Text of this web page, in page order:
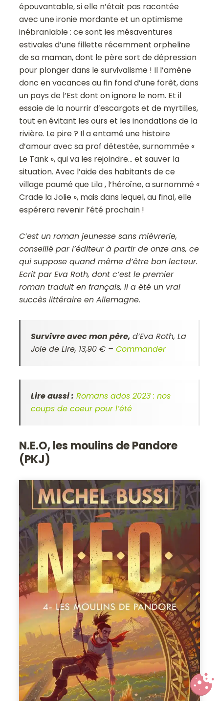
épouvantable, si elle n’était pas racontée
avec une ironie mordante et un optimisme
inébranlable : ce sont les mésaventures
estivales d’une fillette récemment orpheline
de sa maman, dont le père sort de dépression
pour plonger dans le survivalisme ! Il l’amène
donc en vacances au fin fond d’une forêt, dans
un pays de l’Est dont on ignore le nom. Et il
essaie de la nourrir d’escargots et de myrtilles,
tout en évitant les ours et les inondations de la
rivière. Le pire ? Il a entamé une histoire
d’amour avec sa prof détestée, surnommée «
Le Tank », qui va les rejoindre… et sauver la
situation. Avec l’aide des habitants de ce
village paumé que Lila , l’héroïne, a surnommé «
Crade la Jolie », mais dans lequel, au final, elle
espérera revenir l’été prochain !
C’est un roman jeunesse sans mièvrerie,
conseillé par l’éditeur à partir de onze ans, ce
qui suppose quand même d’être bon lecteur.
Ecrit par Eva Roth, dont c’est le premier
roman traduit en français, il a été un vrai
succès littéraire en Allemagne.
Survivre avec mon père,d’Eva Roth,La
Joie de Lire, 13,90 € –Commander
Lire aussi : Romans ados 2023 : nos
coups de coeur pour l’été
N.E.O, les moulins de Pandore
(PKJ)